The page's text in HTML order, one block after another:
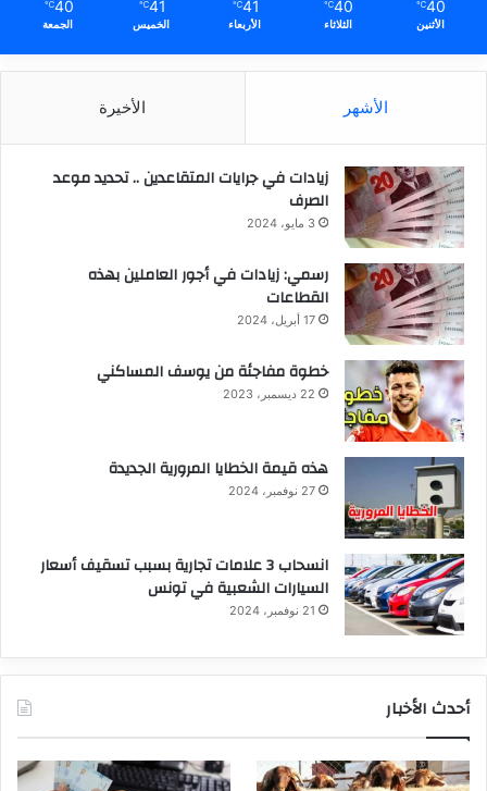
40
℃
الأثنين
40
℃
الثلاثاء
41
℃
الأربعاء
41
℃
الخميس
40
℃
الجمعة
الأشهر الأخيرة
زيادات في جرايات المتقاعدين .. تحديد موعد
الصرف
3 مايو، 2024
رسمي: زيادات في أجور العاملين بهذه
القطاعات
17 أبريل، 2024
خطوة مفاجئة من يوسف المساكني
22 ديسمبر، 2023
هذه قيمة الخطايا المرورية الجديدة
27 نوفمبر، 2024
انسحاب 3 علامات تجارية بسبب تسقيف أسعار
السيارات الشعبية في تونس
21 نوفمبر، 2024
أحدث الأخبار